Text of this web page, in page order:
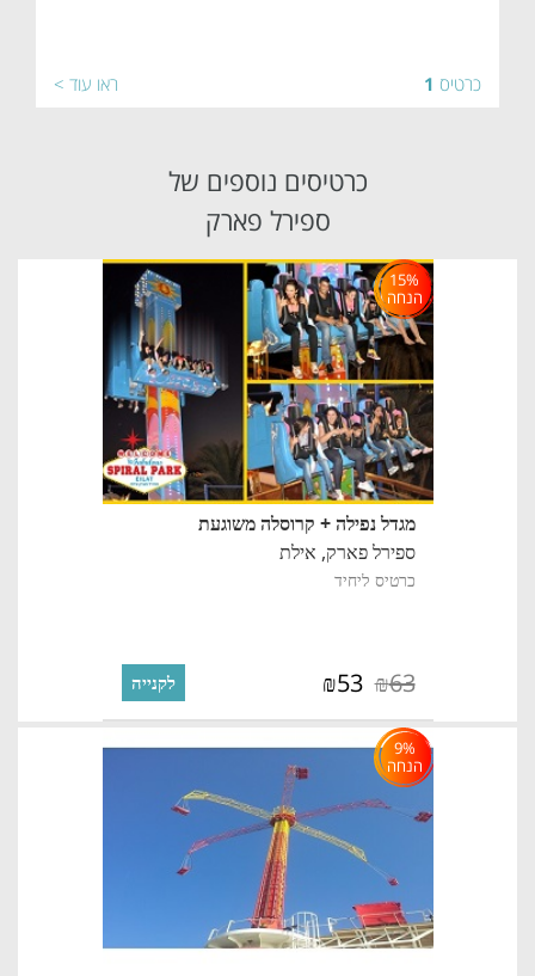
כרטיס 1 ראו עוד >
כרטיסים נוספים של
ספירל פארק
15%
הנחה
מגדל נפילה + קרוסלה משוגעת
ספירל פארק, אילת
כרטיס ליחיד
₪63
₪53 לקנייה
9%
הנחה